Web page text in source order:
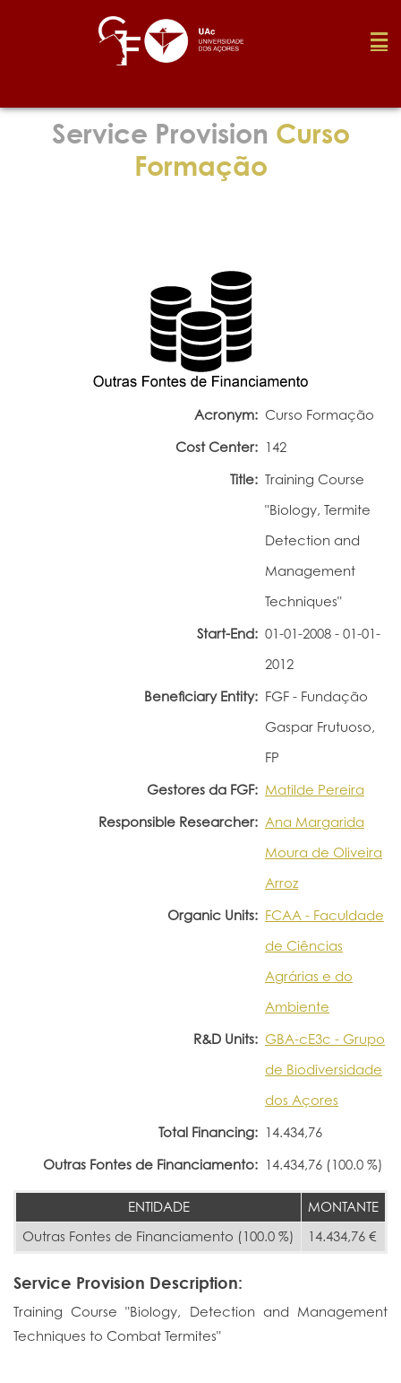
Foundation
Service Provision Curso
Formação
Acronym: Curso Formação
Cost Center: 142
Title: Training Course
"Biology, Termite
Detection and
Management
Techniques"
Start-End: 01-01-2008 - 01-01-
2012
Beneficiary Entity: FGF - Fundação
Gaspar Frutuoso,
FP
Gestores da FGF: Matilde Pereira
Responsible Researcher: Ana Margarida
Moura de Oliveira
Arroz
Organic Units: FCAA - Faculdade
de Ciências
Agrárias e do
Ambiente
R&D Units: GBA-cE3c - Grupo
de Biodiversidade
dos Açores
Total Financing: 14.434,76
Outras Fontes de Financiamento: 14.434,76 (100.0 %)
ENTIDADE
MONTANTE
Outras Fontes de Financiamento (100.0 %)
14.434,76 €
Service Provision Description:
Training Course "Biology, Detection and Management
Techniques to Combat Termites"